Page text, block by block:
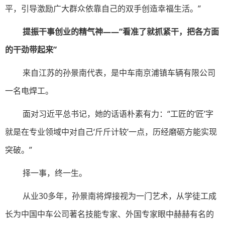
平，引导激励广大群众依靠自己的双手创造幸福生活。”
提振干事创业的精气神——“看准了就抓紧干，把各方面
的干劲带起来”
来自江苏的孙景南代表，是中车南京浦镇车辆有限公司
一名电焊工。
面对习近平总书记，她的话语朴素有力：“工匠的‘匠’字
就是在专业领域中对自己‘斤斤计较’一点，历经磨砺方能实现
突破。”
择一事，终一生。
从业30多年，孙景南将焊接视为一门艺术，从学徒工成
长为中国中车公司著名技能专家、外国专家眼中赫赫有名的